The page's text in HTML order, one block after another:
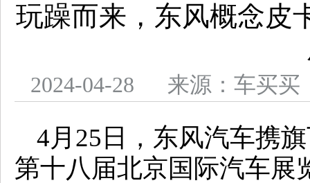
玩躁而来，东风概念皮
2024-04-28 来源：车买
4月25日，东风汽车携
第十八届北京国际汽车展